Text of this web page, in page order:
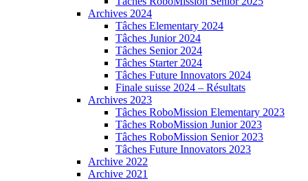
Archives 2024
Tâches Elementary 2024
Tâches Junior 2024
Tâches Senior 2024
Tâches Starter 2024
Tâches Future Innovators 2024
Finale suisse 2024 – Résultats
Archives 2023
Tâches RoboMission Elementary 2023
Tâches RoboMission Junior 2023
Tâches RoboMission Senior 2023
Tâches Future Innovators 2023
Archive 2022
Archive 2021